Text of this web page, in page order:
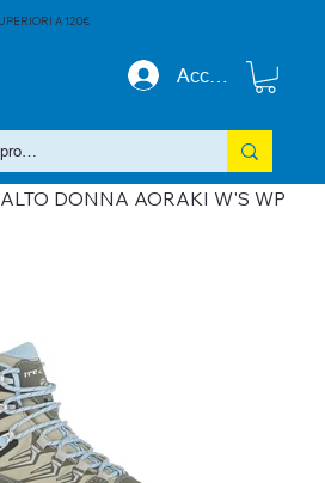
Accedi
A 120€
DONNA AORAKI W'S WP